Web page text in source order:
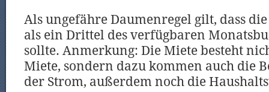
Als ungefähre Daumenregel gilt, dass
als ein Drittel des verfügbaren
sollte. Anmerkung: Die Miete besteht
Miete, sondern dazu kommen auch die
der Strom, außerdem noch die